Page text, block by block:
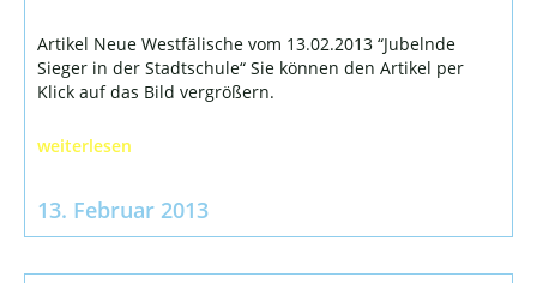
Artikel Neue Westfälische vom 13.02.2013 “Jubelnde
Sieger in der Stadtschule“ Sie können den Artikel per
Klick auf das Bild vergrößern.
weiterlesen
13. Februar 2013